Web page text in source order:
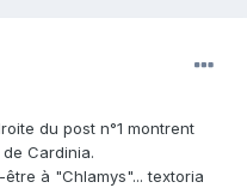
du post n°1 montrent
Cardinia.
à "Chlamys"... textoria